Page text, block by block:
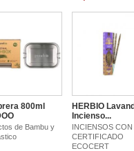
800ml
de Bambu y
HERBIO
Incienso...
INCIENSOS CON
CERTIFICADO
ECOCERT